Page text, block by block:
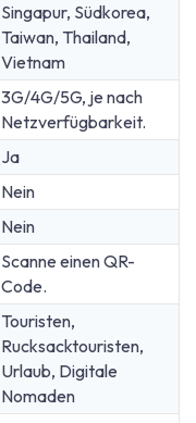
Singapur, Südkorea,
Taiwan, Thailand,
Vietnam
3G/4G/5G, je nach
Netzverfügbarkeit.
Ja
Nein
Nein
Scanne einen QR-
Code.
Touristen,
Rucksacktouristen,
Urlaub, Digitale
Nomaden